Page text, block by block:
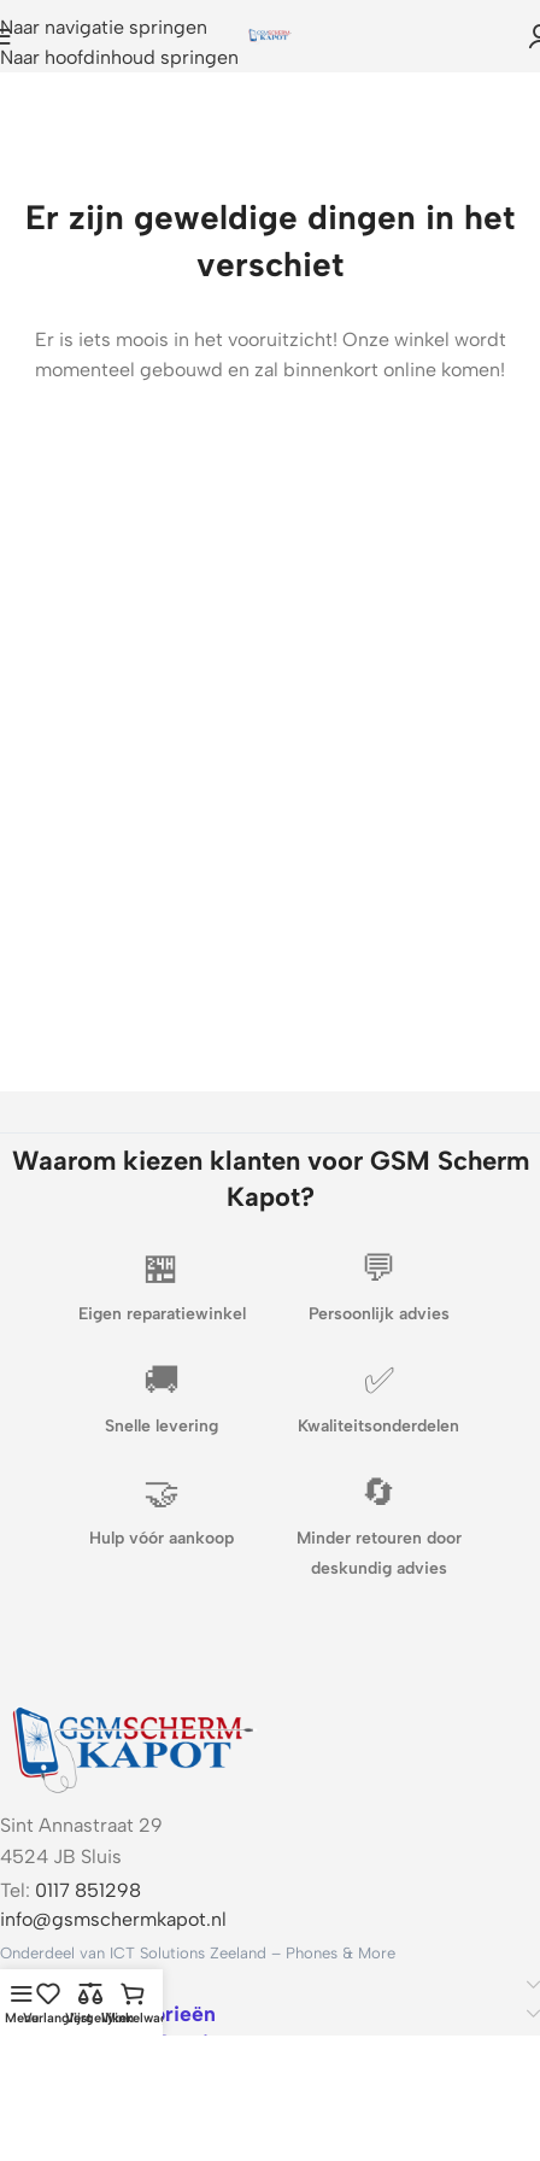
Naar navigatie springen
Naar hoofdinhoud springen
Er zijn geweldige dingen in het
verschiet
Er is iets moois in het vooruitzicht! Onze winkel wordt
momenteel gebouwd en zal binnenkort online komen!
Waarom kiezen klanten voor GSM Scherm
Kapot?
🏪
Eigen reparatiewinkel
💬
Persoonlijk advies
🚚
Snelle levering
✅
Kwaliteitsonderdelen
🤝
Hulp vóór aankoop
🔄
Minder retouren door
deskundig advies
Sint Annastraat 29
4524 JB Sluis
Tel: 0117 851298
info@gsmschermkapot.nl
Onderdeel van ICT Solutions Zeeland – Phones & More
Handige links
Populaire categorieën
Voorwaarden & Service
MenuVerlanglijstVergelijkenWinkelwagen